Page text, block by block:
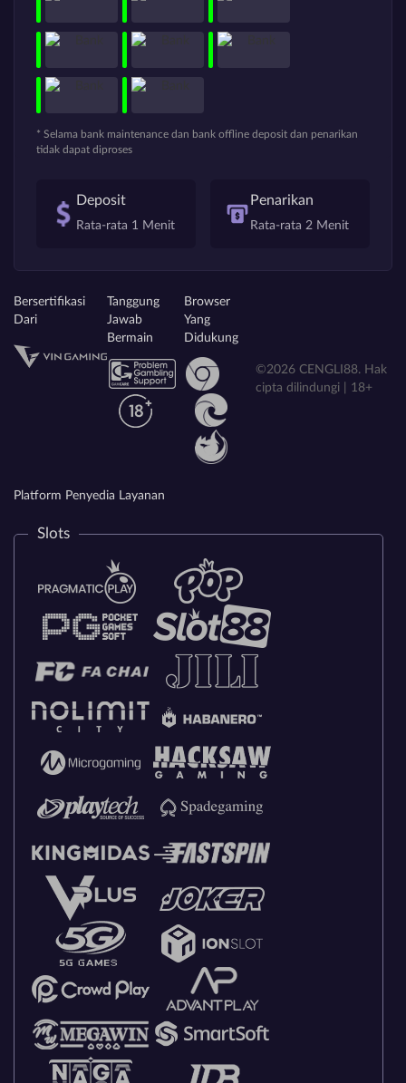
* Selama bank maintenance dan bank offline deposit dan penarikan
tidak dapat diproses
Deposit
Rata-rata 1 Menit
Penarikan
Rata-rata 2 Menit
Bersertifikasi
Dari
Tanggung
Jawab
Bermain
Browser
Yang
Didukung
©2026 CENGLI88. Hak
cipta dilindungi | 18+
Platform Penyedia Layanan
Slots